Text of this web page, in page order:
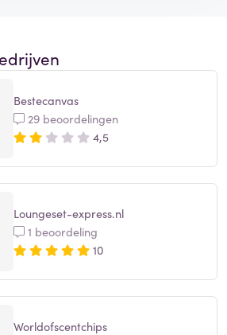
Bestecanvas
29 beoordelingen
4,5
Loungeset-express.nl
1 beoordeling
10
Worldofscentchips